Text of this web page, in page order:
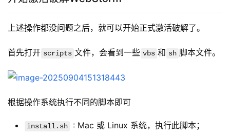
上述操作都没问题之后，就可以开始正式激活破解了。
首先打开 scripts 文件，会看到一些 vbs 和 sh 脚本文件。
根据操作系统执行不同的脚本即可
install.sh : Mac 或 Linux 系统，执行此脚本；